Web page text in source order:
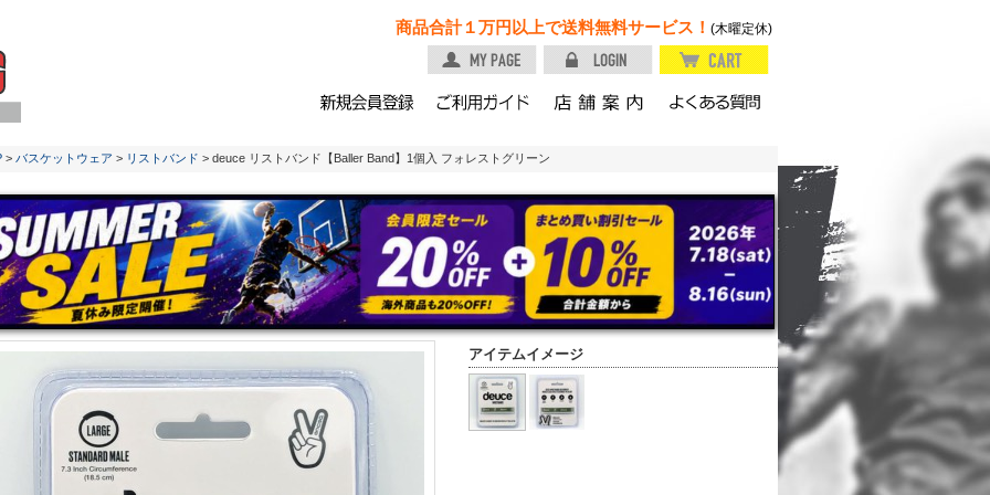
商品合計１万円以上で送料無料サービス！ (木曜定休)
> バスケットウェア > リストバンド > deuce リストバンド【Baller Band】1個入 フォレストグリーン
アイテムイメージ